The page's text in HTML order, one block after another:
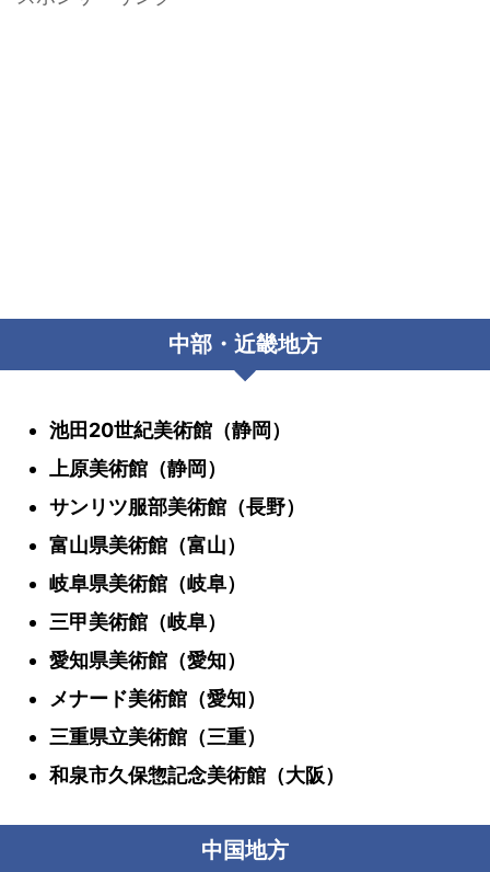
中部・近畿地方
池田20世紀美術館（静岡）
上原美術館（静岡）
サンリツ服部美術館（長野）
富山県美術館（富山）
岐阜県美術館（岐阜）
三甲美術館（岐阜）
愛知県美術館（愛知）
メナード美術館（愛知）
三重県立美術館（三重）
和泉市久保惣記念美術館（大阪）
中国地方